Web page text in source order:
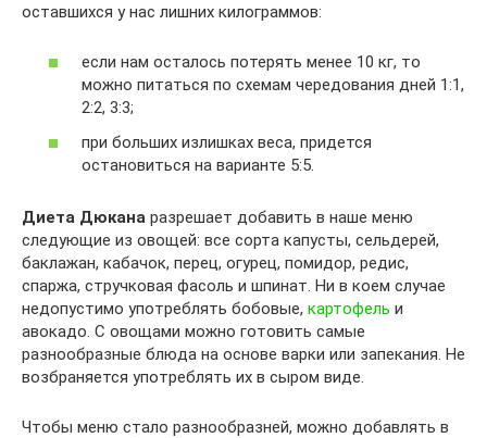
оставшихся у нас лишних килограммов:
если нам осталось потерять менее 10 кг, то
можно питаться по схемам чередования дней 1:1,
2:2, 3:3;
при больших излишках веса, придется
остановиться на варианте 5:5.
Диета Дюкана разрешает добавить в наше меню
следующие из овощей: все сорта капусты, сельдерей,
баклажан, кабачок, перец, огурец, помидор, редис,
спаржа, стручковая фасоль и шпинат. Ни в коем случае
недопустимо употреблять бобовые, картофель и
авокадо. С овощами можно готовить самые
разнообразные блюда на основе варки или запекания. Не
возбраняется употреблять их в сыром виде.
Чтобы меню стало разнообразней, можно добавлять в